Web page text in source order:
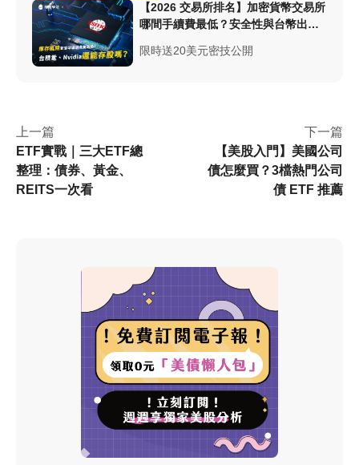
等於台股5股，每季配息0.5美
元，被視為AI產業投資首選。
TSM ADR被視為AI產業的投資
【2026 交易所排名】加密貨幣交易所
哪間手續費最低？安全性與台幣出入
限時送20美元密技公開
上一篇
ETF實戰｜三大ETF總
整理：債券、黃金、
REITS一次看
下一篇
【美股入門】美國公司
債怎麼買？3檔熱門公司
債 ETF 推薦